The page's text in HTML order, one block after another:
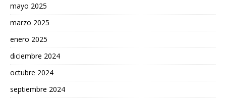
mayo 2025
marzo 2025
enero 2025
diciembre 2024
octubre 2024
septiembre 2024